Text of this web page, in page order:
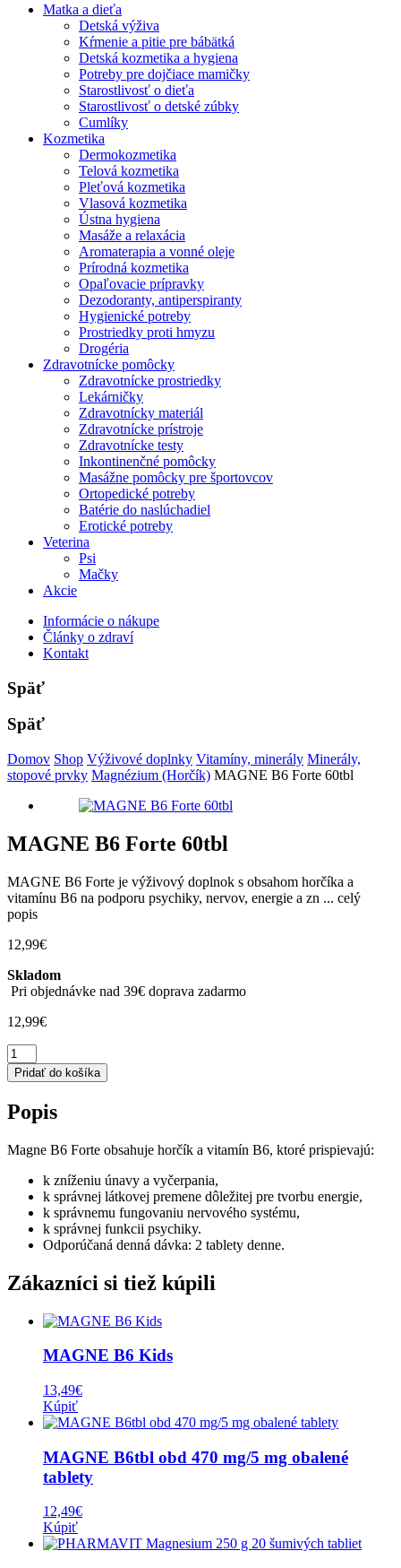
Matka a dieťa
Detská výživa
Kŕmenie a pitie pre bábätká
Detská kozmetika a hygiena
Potreby pre dojčiace mamičky
Starostlivosť o dieťa
Starostlivosť o detské zúbky
Cumlíky
Kozmetika
Dermokozmetika
Telová kozmetika
Pleťová kozmetika
Vlasová kozmetika
Ústna hygiena
Masáže a relaxácia
Aromaterapia a vonné oleje
Prírodná kozmetika
Opaľovacie prípravky
Dezodoranty, antiperspiranty
Hygienické potreby
Prostriedky proti hmyzu
Drogéria
Zdravotnícke pomôcky
Zdravotnícke prostriedky
Lekárničky
Zdravotnícky materiál
Zdravotnícke prístroje
Zdravotnícke testy
Inkontinenčné pomôcky
Masážne pomôcky pre športovcov
Ortopedické potreby
Batérie do naslúchadiel
Erotické potreby
Veterina
Psi
Mačky
Akcie
Informácie o nákupe
Články o zdraví
Kontakt
Späť
Späť
Domov Shop Výživové doplnky Vitamíny, minerály Minerály,
stopové prvky Magnézium (Horčík) MAGNE B6 Forte 60tbl
MAGNE B6 Forte 60tbl
MAGNE B6 Forte je výživový doplnok s obsahom horčíka a
vitamínu B6 na podporu psychiky, nervov, energie a zn ... celý
popis
12,99€
Skladom
Pri objednávke nad 39€ doprava zadarmo
12,99€
množstvo
MAGNE
B6
60tbl
Pridať do košíka
Popis
Magne B6 Forte obsahuje horčík a vitamín B6, ktoré prispievajú:
k zníženiu únavy a vyčerpania,
k správnej látkovej premene dôležitej pre tvorbu energie,
k správnemu fungovaniu nervového systému,
k správnej funkcii psychiky.
Odporúčaná denná dávka: 2 tablety denne.
Zákazníci si tiež kúpili
MAGNE B6 Kids
13,49€
Kúpiť
MAGNE B6tbl obd 470 mg/5 mg obalené
tablety
12,49€
Kúpiť